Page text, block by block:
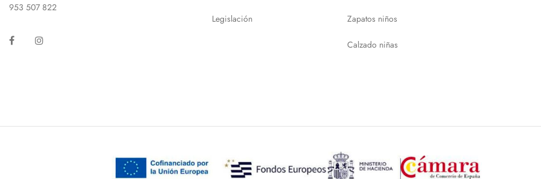
953 507 822
Facebook
Legislación Zapatos niños
Calzado niñas